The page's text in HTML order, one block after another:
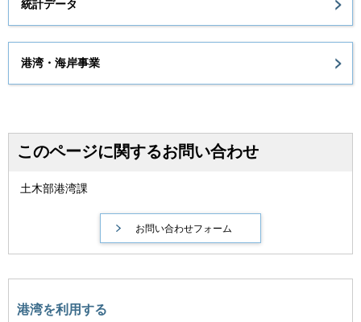
統計データ
港湾・海岸事業
このページに関するお問い合わせ
土木部港湾課
港湾を利用する